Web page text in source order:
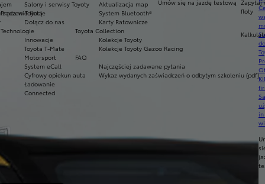
Umów się na jazdę testową
Salony i serwisy Toyoty
Praca w Toyocie
Dołącz do nas
Technologie
Innowacje
Toyota T-Mate
Motorsport
System eCall
Cyfrowy opiekun auta
Ładowanie
Connected
flotą
Zapytaj
floty
Aktualizacja map
System Bluetooth®
Karty Ratownicze
Toyota Collection
Kolekcje Toyoty
Kolekcje Toyoty Gazoo Racing
FAQ
Najczęściej zadawane pytania
Wykaz wydanych zaświadczeń o odbytym szkoleniu (pdf)